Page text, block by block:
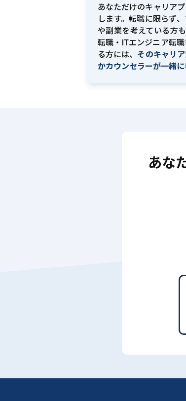
あなただけのキャリア
します。転職に限らず
や副業を考えている方
転職・ITエンジニア転
る方には、 そのキャリ
かカウンセラーが一緒に
あな